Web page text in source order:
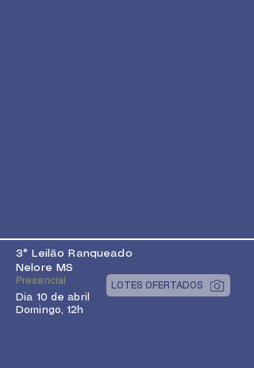
3° Leilão Ranqueado
Nelore MS
Presencial
Dia 10 de abril
Domingo, 12h
LOTES OFERTADOS